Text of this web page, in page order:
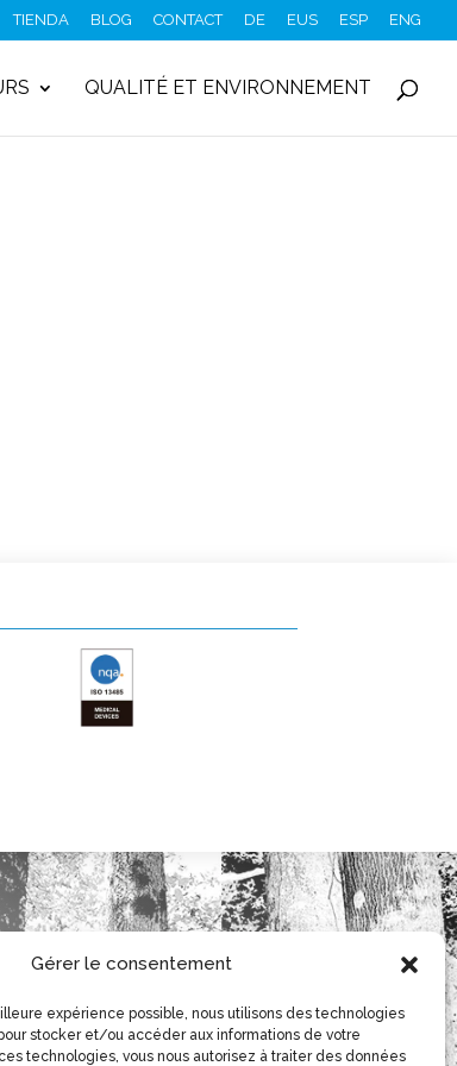
Gérer le consentement
expérience possible, nous utilisons des technologies
stocker et/ou accéder aux informations de votre
technologies, vous nous autorisez à traiter des données
TIENDA BLOG CONTACT DE EUS ESP ENG
QUALITÉ ET ENVIRONNEMENT